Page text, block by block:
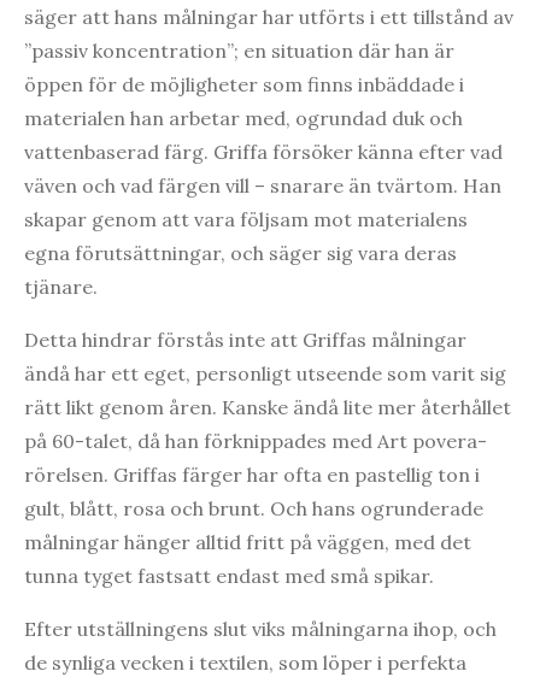
säger att hans målningar har utförts i ett tillstånd av
”passiv koncentration”; en situation där han är
öppen för de möjligheter som finns inbäddade i
materialen han arbetar med, ogrundad duk och
vattenbaserad färg. Griffa försöker känna efter vad
väven och vad färgen vill – snarare än tvärtom. Han
skapar genom att vara följsam mot materialens
egna förutsättningar, och säger sig vara deras
tjänare.
Detta hindrar förstås inte att Griffas målningar
ändå har ett eget, personligt utseende som varit sig
rätt likt genom åren. Kanske ändå lite mer återhållet
på 60-talet, då han förknippades med Art povera-
rörelsen. Griffas färger har ofta en pastellig ton i
gult, blått, rosa och brunt. Och hans ogrunderade
målningar hänger alltid fritt på väggen, med det
tunna tyget fastsatt endast med små spikar.
Efter utställningens slut viks målningarna ihop, och
de synliga vecken i textilen, som löper i perfekta